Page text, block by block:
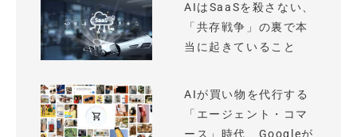
AIはSaaSを殺さない、
「共存戦争」の裏で本
当に起きていること
AIが買い物を代行する
「エージェント・コマ